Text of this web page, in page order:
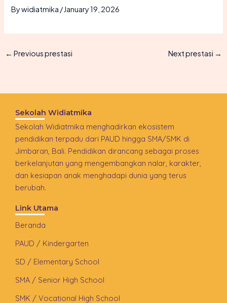
Bywidiatmika /January 19, 2026
← Previous prestasi Next prestasi →
Sekolah Widiatmika
Sekolah Widiatmika menghadirkan ekosistem
pendidikan terpadu dari PAUD hingga SMA/SMK di
Jimbaran, Bali. Pendidikan dirancang sebagai proses
berkelanjutan yang mengembangkan nalar, karakter,
dan kesiapan anak menghadapi dunia yang terus
berubah.
Link Utama
Beranda
PAUD / Kindergarten
SD / Elementary School
SMA / Senior High School
SMK / Vocational High School